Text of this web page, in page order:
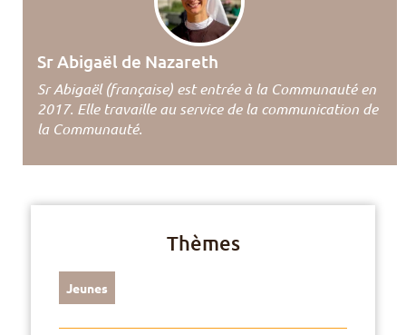
Sr Abigaël de Nazareth
Sr Abigaël (française) est entrée à la Communauté en
2017. Elle travaille au service de la communication de
la Communauté.
Thèmes
Jeunes